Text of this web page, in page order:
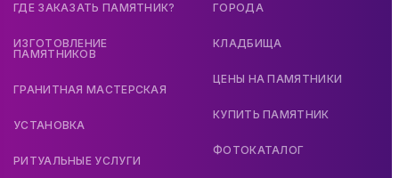
ГДЕ ЗАКАЗАТЬ ПАМЯТНИК?
ИЗГОТОВЛЕНИЕ
ПАМЯТНИКОВ
ГРАНИТНАЯ МАСТЕРСКАЯ
УСТАНОВКА
РИТУАЛЬНЫЕ УСЛУГИ
ГОРОДА
КЛАДБИЩА
ЦЕНЫ НА ПАМЯТНИКИ
КУПИТЬ ПАМЯТНИК
ФОТОКАТАЛОГ